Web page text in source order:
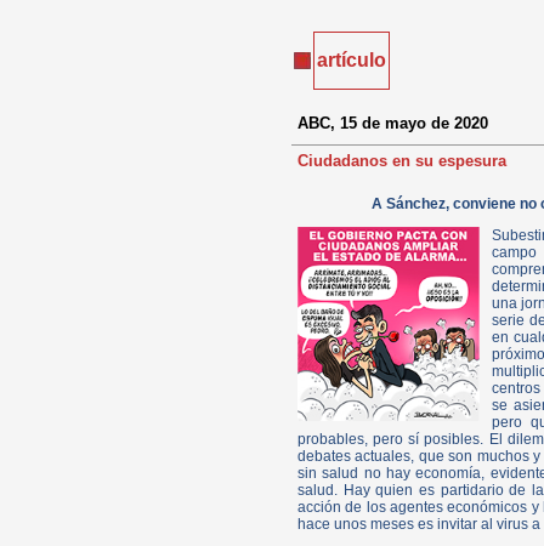
artículo
ABC, 15 de mayo de 2020
Ciudadanos en su espesura
A Sánchez, conviene
una
serie
en
se
pero
probables, pero sí posibles. El
debates actuales, que son muchos
sin salud no hay economía,
salud. Hay quien es partidario de
acción de los agentes económicos
hace unos meses es invitar al virus